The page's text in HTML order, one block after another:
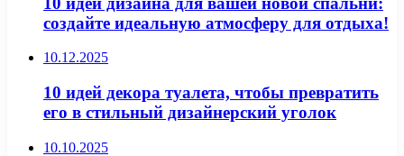
создайте идеальную атмосферу для отдыха!
10.12.2025
10 идей декора туалета, чтобы превратить
его в стильный дизайнерский уголок
10.10.2025